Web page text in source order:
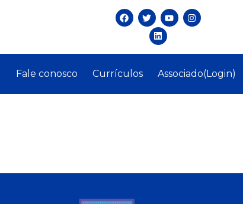
Fale conosco Currículos Associado(Login)